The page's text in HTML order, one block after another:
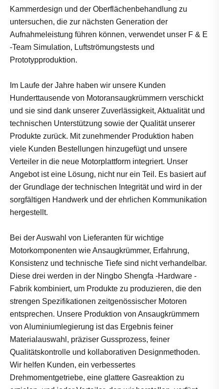
Kammerdesign und der Oberflächenbehandlung zu
untersuchen, die zur nächsten Generation der
Aufnahmeleistung führen können, verwendet unser F & E
-Team Simulation, Luftströmungstests und
Prototypproduktion.
Im Laufe der Jahre haben wir unsere Kunden
Hunderttausende von Motoransaugkrümmern verschickt
und sie sind dank unserer Zuverlässigkeit, Aktualität und
technischen Unterstützung sowie der Qualität unserer
Produkte zurück. Mit zunehmender Produktion haben
viele Kunden Bestellungen hinzugefügt und unsere
Verteiler in die neue Motorplattform integriert. Unser
Angebot ist eine Lösung, nicht nur ein Teil. Es basiert auf
der Grundlage der technischen Integrität und wird in der
sorgfältigen Handwerk und der ehrlichen Kommunikation
hergestellt.
Bei der Auswahl von Lieferanten für wichtige
Motorkomponenten wie Ansaugkrümmer, Erfahrung,
Konsistenz und technische Tiefe sind nicht verhandelbar.
Diese drei werden in der Ningbo Shengfa -Hardware -
Fabrik kombiniert, um Produkte zu produzieren, die den
strengen Spezifikationen zeitgenössischer Motoren
entsprechen. Unsere Produktion von Ansaugkrümmern
von Aluminiumlegierung ist das Ergebnis feiner
Materialauswahl, präziser Gussprozess, feiner
Qualitätskontrolle und kollaborativen Designmethoden.
Wir helfen Kunden, ein verbessertes
Drehmomentgetriebe, eine glattere Gasreaktion zu